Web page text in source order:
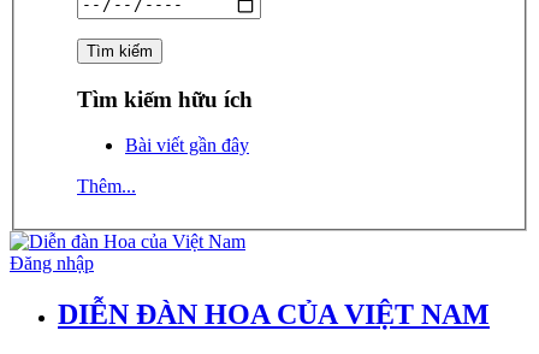
Tìm kiếm hữu ích
Bài viết gần đây
Thêm...
Đăng nhập
DIỄN ĐÀN HOA CỦA VIỆT NAM